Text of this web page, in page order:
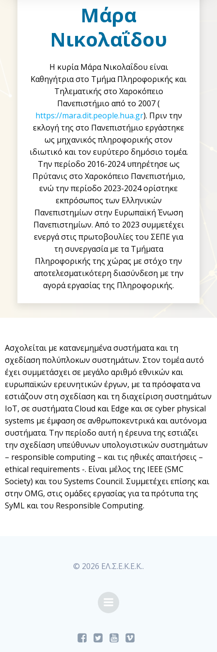
Μάρα
Νικολαΐδου
Η κυρία Μάρα Νικολαΐδου είναι
Καθηγήτρια στο Τμήμα Πληροφορικής και
Τηλεματικής στο Χαροκόπειο
Πανεπιστήμιο από το 2007 (
https://mara.dit.people.hua.gr). Πριν την
εκλογή της στο Πανεπιστήμιο εργάστηκε
ως μηχανικός πληροφορικής στον
ιδιωτικό και τον ευρύτερο δημόσιο τομέα.
Την περίοδο 2016-2024 υπηρέτησε ως
Πρύτανις στο Χαροκόπειο Πανεπιστήμιο,
ενώ την περίοδο 2023-2024 ορίστηκε
εκπρόσωπος των Ελληνικών
Πανεπιστημίων στην Ευρωπαϊκή Ένωση
Πανεπιστημίων. Από το 2023 συμμετέχει
ενεργά στις πρωτοβουλίες του ΣΕΠΕ για
τη συνεργασία με τα Τμήματα
Πληροφορικής της χώρας με στόχο την
αποτελεσματικότερη διασύνδεση με την
αγορά εργασίας της Πληροφορικής.
Ασχολείται με κατανεμημένα συστήματα και τη
σχεδίαση πολύπλοκων συστημάτων. Στον τομέα αυτό
έχει συμμετάσχει σε μεγάλο αριθμό εθνικών και
ευρωπαϊκών ερευνητικών έργων, με τα πρόσφατα να
εστιάζουν στη σχεδίαση και τη διαχείριση συστημάτων
IoT, σε συστήματα Cloud και Edge και σε cyber physical
systems με έμφαση σε ανθρωποκεντρικά και αυτόνομα
συστήματα. Την περίοδο αυτή η έρευνα της εστιάζει
την σχεδίαση υπεύθυνων υπολογιστικών συστημάτων
– responsible computing – και τις ηθικές απαιτήσεις –
ethical requirements -. Είναι μέλος της IEEE (SMC
Society) και του Systems Council. Συμμετέχει επίσης και
στην OMG, στις ομάδες εργασίας για τα πρότυπα της
SyML και του Responsible Computing.
© 2026 ΕΛ.Σ.Ε.Κ.Ε.Κ..